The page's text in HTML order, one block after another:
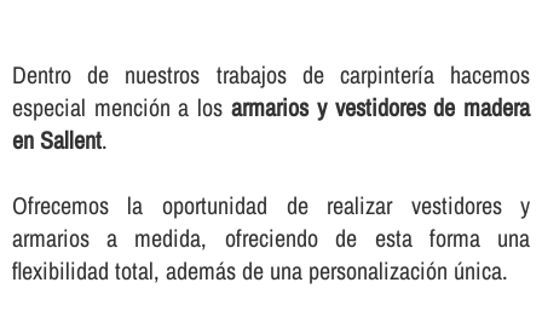
Dentro de nuestros trabajos de carpinterí­a hacemos
especial mención a los armarios y vestidores de madera
en Sallent.
Ofrecemos la oportunidad de realizar vestidores y
armarios a medida, ofreciendo de esta forma una
flexibilidad total, además de una personalización única.